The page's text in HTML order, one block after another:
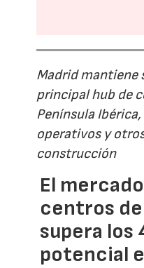
Madrid mantiene
principal hub de
Península
operativos y
construcción
El
centros
supera los
potencial